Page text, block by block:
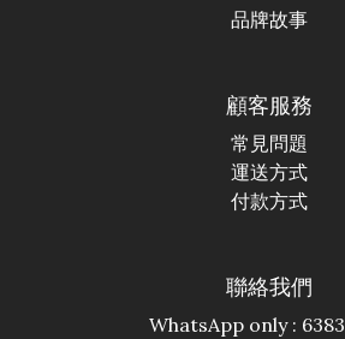
品牌故事
顧客服務
常見問題
運送方式
付款方式
聯絡我們
WhatsApp only : 6383